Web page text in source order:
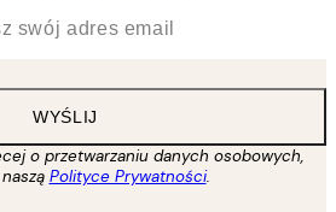
WYŚLIJ
o przetwarzaniu danych osobowych,
Polityce Prywatności.